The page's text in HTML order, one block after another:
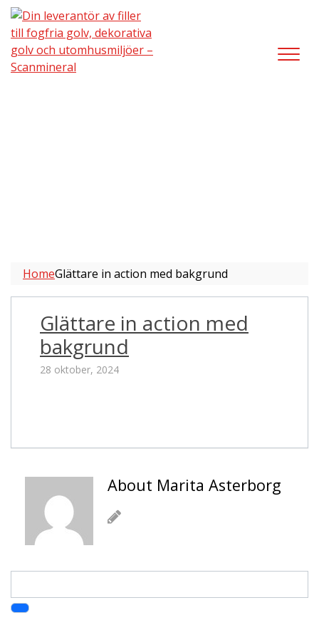
HomeGlättare in action med bakgrund
Glättare in action med
bakgrund
28 oktober, 2024
About Marita Asterborg